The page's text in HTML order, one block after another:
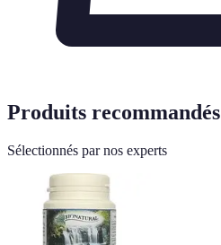
Produits recommandés
Sélectionnés par nos experts